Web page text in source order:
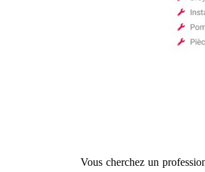
Vous cherchez un